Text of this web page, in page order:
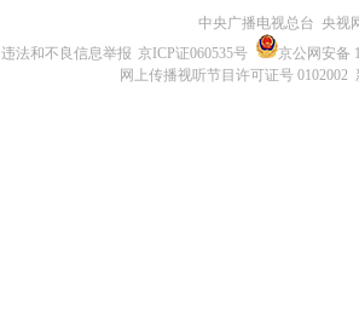
中央广播电视总台 央视
违法和不良信息举报 京ICP证060535号
京公网安备
网上传播视听节目许可证号 0102002